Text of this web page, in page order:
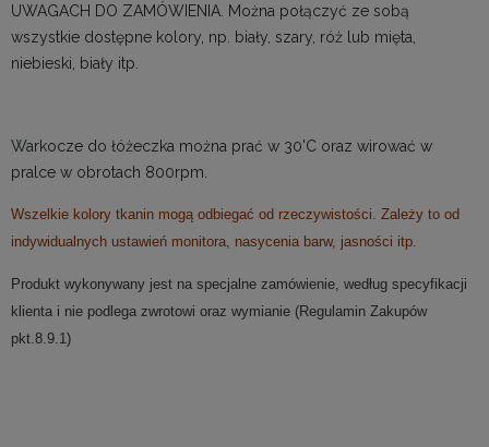
UWAGACH DO ZAMÓWIENIA. Można połączyć ze sobą
wszystkie dostępne kolory, np. biały, szary, róż lub mięta,
niebieski, biały itp.
Warkocze do łóżeczka można prać w 30'C oraz wirować w
pralce w obrotach 800rpm.
Wszelkie kolory tkanin mogą odbiegać od rzeczywistości. Zależy to od
indywidualnych ustawień monitora, nasycenia barw, jasności itp.
Produkt wykonywany jest na specjalne zamówienie, według specyfikacji
klienta i nie podlega zwrotowi oraz wymianie (Regulamin Zakupów
pkt.8.9.1)